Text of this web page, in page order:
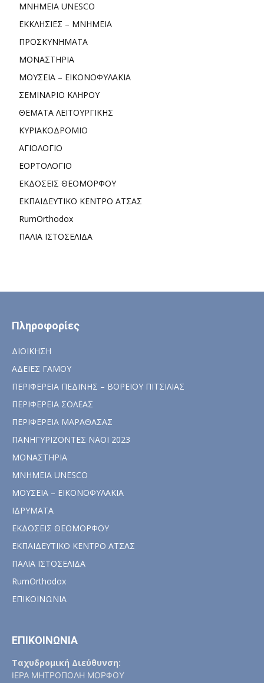
ΜΝΗΜΕΙΑ UNESCO
ΕΚΚΛΗΣΙΕΣ – ΜΝΗΜΕΙΑ
ΠΡΟΣΚΥΝΗΜΑΤΑ
ΜΟΝΑΣΤΗΡΙΑ
ΜΟΥΣΕΙΑ – ΕΙΚΟΝΟΦΥΛΑΚΙΑ
ΣΕΜΙΝΑΡΙΟ ΚΛΗΡΟΥ
ΘΕΜΑΤΑ ΛΕΙΤΟΥΡΓΙΚΗΣ
ΚΥΡΙΑΚΟΔΡΟΜΙΟ
ΑΓΙΟΛΟΓΙΟ
ΕΟΡΤΟΛΟΓΙΟ
ΕΚΔΟΣΕΙΣ ΘΕΟΜΟΡΦΟΥ
ΕΚΠΑΙΔΕΥΤΙΚΟ ΚΕΝΤΡΟ ΑΤΣΑΣ
RumOrthodox
ΠΑΛΙΑ ΙΣΤΟΣΕΛΙΔΑ
Πληροφορίες
ΔΙΟΙΚΗΣΗ
ΑΔΕΙΕΣ ΓΑΜΟΥ
ΠΕΡΙΦΕΡΕΙΑ ΠΕΔΙΝΗΣ – ΒΟΡΕΙΟΥ ΠΙΤΣΙΛΙΑΣ
ΠΕΡΙΦΕΡΕΙΑ ΣΟΛΕΑΣ
ΠΕΡΙΦΕΡΕΙΑ ΜΑΡΑΘΑΣΑΣ
ΠΑΝΗΓΥΡΙΖΟΝΤΕΣ ΝΑΟΙ 2023
ΜΟΝΑΣΤΗΡΙΑ
ΜΝΗΜΕΙΑ UNESCO
ΜΟΥΣΕΙΑ – ΕΙΚΟΝΟΦΥΛΑΚΙΑ
ΙΔΡΥΜΑΤΑ
ΕΚΔΟΣΕΙΣ ΘΕΟΜΟΡΦΟΥ
ΕΚΠΑΙΔΕΥΤΙΚΟ ΚΕΝΤΡΟ ΑΤΣΑΣ
ΠΑΛΙΑ ΙΣΤΟΣΕΛΙΔΑ
RumOrthodox
ΕΠΙΚΟΙΝΩΝΙΑ
ΕΠΙΚΟΙΝΩΝΙΑ
Ταχυδρομική Διεύθυνση:
ΙΕΡΑ ΜΗΤΡΟΠΟΛΗ ΜΟΡΦΟΥ